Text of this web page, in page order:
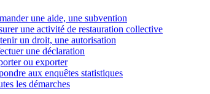
une aide, une subvention
une activité de restauration collective
un droit, une autorisation
une déclaration
ou exporter
aux enquêtes statistiques
les démarches